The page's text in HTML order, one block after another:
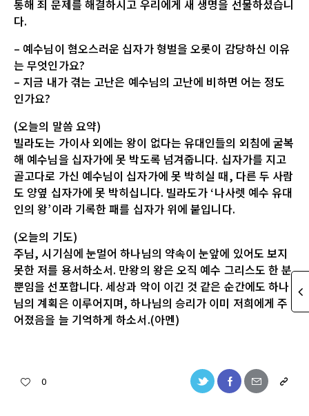
통해 죄 문제를 해결하시고 우리에게 새 생명을 선물하셨습니
다.
– 예수님이 혐오스러운 십자가 형벌을 오롯이 감당하신 이유
는 무엇인가요?
– 지금 내가 겪는 고난은 예수님의 고난에 비하면 어는 정도
인가요?
(오늘의 말씀 요약)
빌라도는 가이사 외에는 왕이 없다는 유대인들의 외침에 굴복
해 예수님을 십자가에 못 박도록 넘겨줍니다. 십자가를 지고
골고다로 가신 예수님이 십자가에 못 박히실 때, 다른 두 사람
도 양옆 십자가에 못 박히십니다. 빌라도가 ‘나사렛 예수 유대
인의 왕’이라 기록한 패를 십자가 위에 붙입니다.
(오늘의 기도)
주님, 시기심에 눈멀어 하나님의 약속이 눈앞에 있어도 보지
못한 저를 용서하소서. 만왕의 왕은 오직 예수 그리스도 한 분
뿐임을 선포합니다. 세상과 악이 이긴 것 같은 순간에도 하나
님의 계획은 이루어지며, 하나님의 승리가 이미 저희에게 주
어졌음을 늘 기억하게 하소서.(아멘)
0